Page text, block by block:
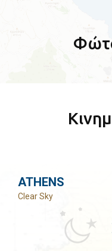
ATHENS
Clear Sky